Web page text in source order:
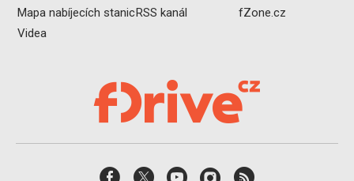
Mapa nabíjecích stanic
Videa
RSS kanál
fZone.cz